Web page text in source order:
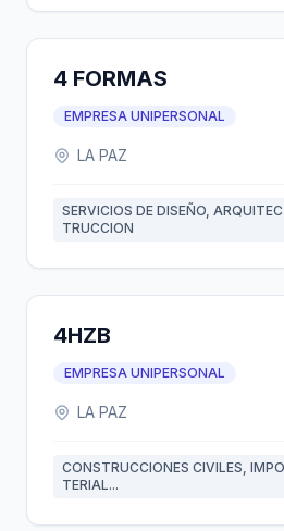
4 FORMAS
EMPRESA UNIPERSONAL
LA PAZ
SERVICIOS DE DISEÑO,
TRUCCION
4HZB
EMPRESA UNIPERSONAL
LA PAZ
CONSTRUCCIONES CIVILES,
TERIAL...